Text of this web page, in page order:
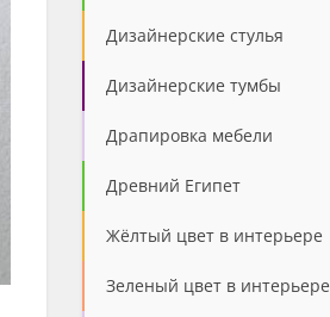
Дизайнерские стулья
Дизайнерские тумбы
Драпировка мебели
Древний Египет
Жёлтый цвет в интерьере
Зеленый цвет в интерьере